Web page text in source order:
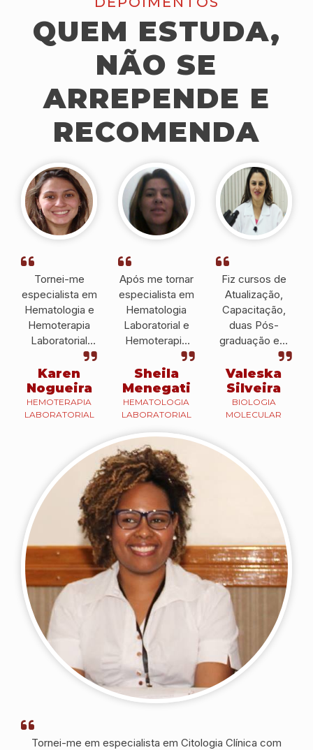
QUEM ESTUDA,
NÃO SE
ARREPENDE E
RECOMENDA
Tornei-me
especialista em
Hematologia e
Hemoterapia
Laboratorial
pelo IPESSP e
atualmente, sou
docente do
IPESSP e
também em
Karen
Nogueira
HEMOTERAPIA
LABORATORIAL
Após me tornar
especialista em
Hematologia
Laboratorial e
Hemoterapia
pelo IPESSP fui
convidada a ser
docente no
CEUNSP, em
Itu.
Sheila
Menegati
HEMATOLOGIA
LABORATORIAL
Fiz cursos de
Atualização,
Capacitação,
duas Pós-
graduação em
Hematologia e
Hemoterapia e
Biologia
Molecular que
me ajudaram a
profissional e a
prestar um bom
serviço.
Valeska
Silveira
BIOLOGIA
MOLECULAR
Tornei-me em especialista em Citologia Clínica com